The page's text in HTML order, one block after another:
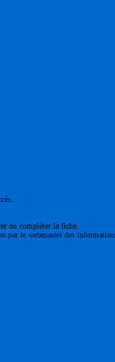
ou compléter la fiche.
le webmaster des